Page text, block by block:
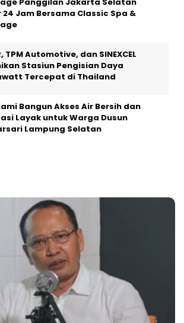
24 Jam Bersama Classic Spa &
TPM Automotive, dan SINEXCEL
Stasiun Pengisian Daya
Tercepat di Thailand
Bangun Akses Air Bersih dan
Layak untuk Warga Dusun
Lampung Selatan